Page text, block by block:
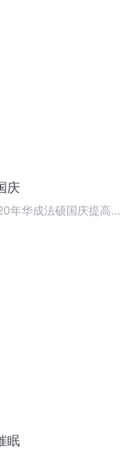
庆
年华成法硕国庆提高班
眠